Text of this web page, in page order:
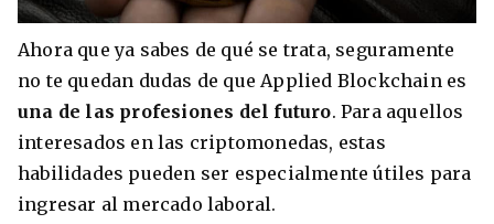
Ahora que ya sabes de qué se trata, seguramente
no te quedan dudas de que Applied Blockchain es
una de las profesiones del futuro. Para aquellos
interesados en las criptomonedas, estas
habilidades pueden ser especialmente útiles para
ingresar al mercado laboral.